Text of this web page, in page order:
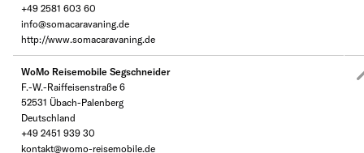
+49 2581 603 60
info@somacaravaning.de
http://www.somacaravaning.de
WoMo Reisemobile Segschneider
F.-W.-Raiffeisenstraße 6
52531 Übach-Palenberg
Deutschland
+49 2451 939 30
kontakt@womo-reisemobile.de